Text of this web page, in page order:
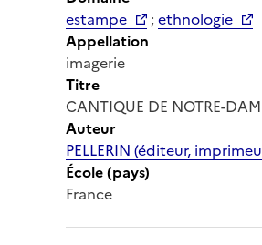
estampe
;ethnologie
Appellation
imagerie
Titre
CANTIQUE DE NOTRE-
Auteur
PELLERIN (éditeur,
École (pays)
France